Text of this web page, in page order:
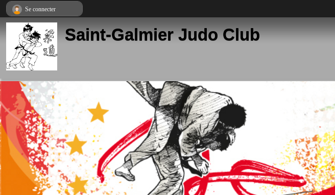
Saint-Galmier Judo Club
Se connecter
Panneau de gestion des cookies